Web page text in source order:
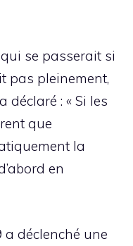
se passerait si
pas pleinement,
déclaré : « Si les
que
la
en
a déclenché une